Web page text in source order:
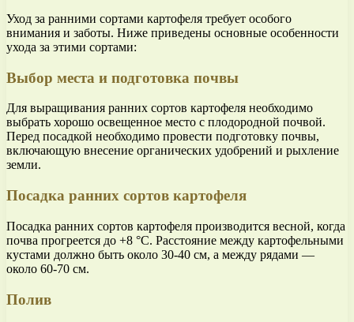
Уход за ранними сортами картофеля требует особого
внимания и заботы. Ниже приведены основные особенности
ухода за этими сортами:
Выбор места и подготовка почвы
Для выращивания ранних сортов картофеля необходимо
выбрать хорошо освещенное место с плодородной почвой.
Перед посадкой необходимо провести подготовку почвы,
включающую внесение органических удобрений и рыхление
земли.
Посадка ранних сортов картофеля
Посадка ранних сортов картофеля производится весной, когда
почва прогреется до +8 °C. Расстояние между картофельными
кустами должно быть около 30-40 см, а между рядами —
около 60-70 см.
Полив